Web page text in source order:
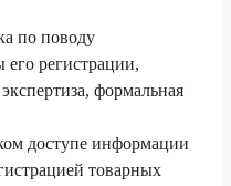
по поводу
регистрации,
формальная
доступе информации
товарных